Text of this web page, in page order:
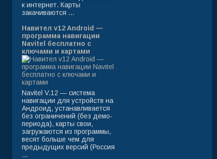
к интернет. Карты
закачиваются ...
Навител v12 Android —
программа навигации
Navitel бесплатно с
ключами и картами
Navitel V.12 — система
навигации для устройств на
Андроид, устанавливается
без ограничений (без демо-
периода), карты свои,
загружаются из программы,
весят больше чем для
предыдущих версий (Россия
...